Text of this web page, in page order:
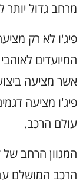
מרחב גדול
פיג'ו לא רק
אשר מציעה
פיג'ו מציעה
עולם הרכב.
המגוון הרחב
הרכב המושלם